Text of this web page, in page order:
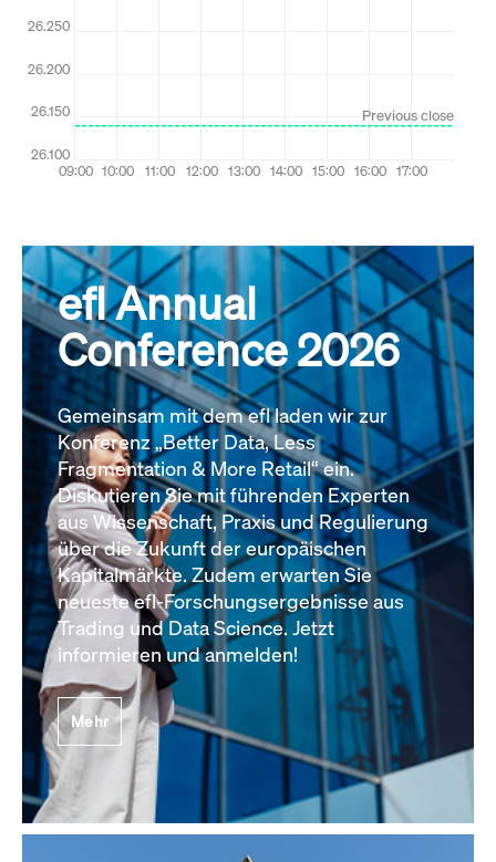
efl Annual
Conference 2026
Gemeinsam mit dem efl laden wir zur
Konferenz „Better Data, Less
Fragmentation & More Retail“ ein.
Diskutieren Sie mit führenden Experten
aus Wissenschaft, Praxis und Regulierung
über die Zukunft der europäischen
Kapitalmärkte. Zudem erwarten Sie
neueste efl-Forschungsergebnisse aus
Trading und Data Science. Jetzt
informieren und anmelden!
Mehr